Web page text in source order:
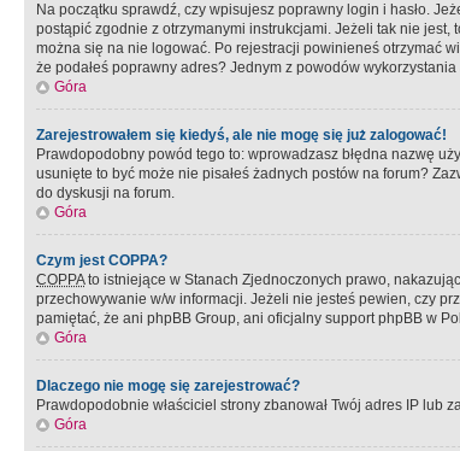
Na początku sprawdź, czy wpisujesz poprawny login i hasło.
postąpić zgodnie z otrzymanymi instrukcjami. Jeżeli tak nie
można się na nie logować. Po rejestracji powinieneś otrzymać
że podałeś poprawny adres? Jednym z powodów
Góra
Zarejestrowałem się kiedyś, ale nie mogę się już zalogować!
Prawdopodobny powód tego to: wprowadzasz błędna nazwę
usunięte to być może nie pisałeś żadnych postów na forum?
do dyskusji na forum.
Góra
Czym jest COPPA?
COPPAto istniejące w Stanach Zjednoczonych prawo,
przechowywanie w/w informacji. Jeżeli nie jesteś pewien, czy
pamiętać, że ani phpBB Group, ani oficjalny support phpBB w
Góra
Dlaczego nie mogę się zarejestrować?
Prawdopodobnie właściciel strony zbanował Twój adres IP lub
Góra